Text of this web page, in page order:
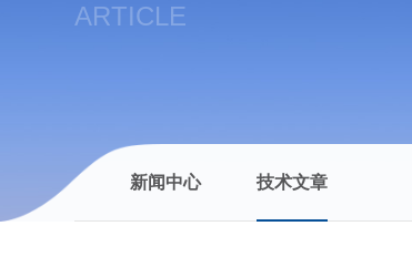
ARTICLE
新闻中心 技术文章